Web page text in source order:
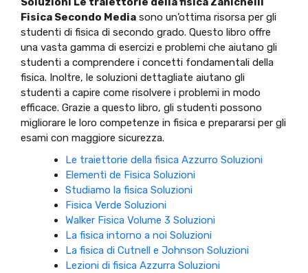
Fisica Secondo Media sono un’ottima risorsa per gli
studenti di fisica di secondo grado. Questo libro offre
una vasta gamma di esercizi e problemi che aiutano gli
studenti a comprendere i concetti fondamentali della
fisica. Inoltre, le soluzioni dettagliate aiutano gli
studenti a capire come risolvere i problemi in modo
efficace. Grazie a questo libro, gli studenti possono
migliorare le loro competenze in fisica e prepararsi per gli
esami con maggiore sicurezza.
Le traiettorie della fisica Azzurro Soluzioni
Elementi de Fisica Soluzioni
Studiamo la fisica Soluzioni
Fisica Verde Soluzioni
Walker Fisica Volume 3 Soluzioni
La fisica intorno a noi Soluzioni
La fisica di Cutnell e Johnson Soluzioni
Lezioni di fisica Azzurra Soluzioni